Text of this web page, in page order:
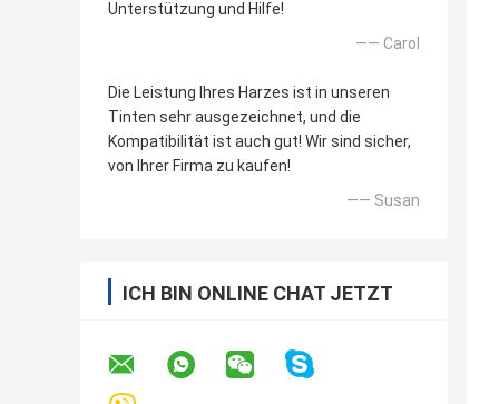
Unterstützung und Hilfe!
—— Carol
Die Leistung Ihres Harzes ist in unseren
Tinten sehr ausgezeichnet, und die
Kompatibilität ist auch gut! Wir sind sicher,
von Ihrer Firma zu kaufen!
—— Susan
ICH BIN ONLINE CHAT JETZT